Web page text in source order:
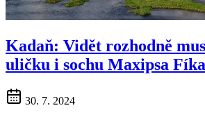
Kadaň: Vidět rozhodně
uličku i sochu Maxipsa Fíka
30. 7. 2024